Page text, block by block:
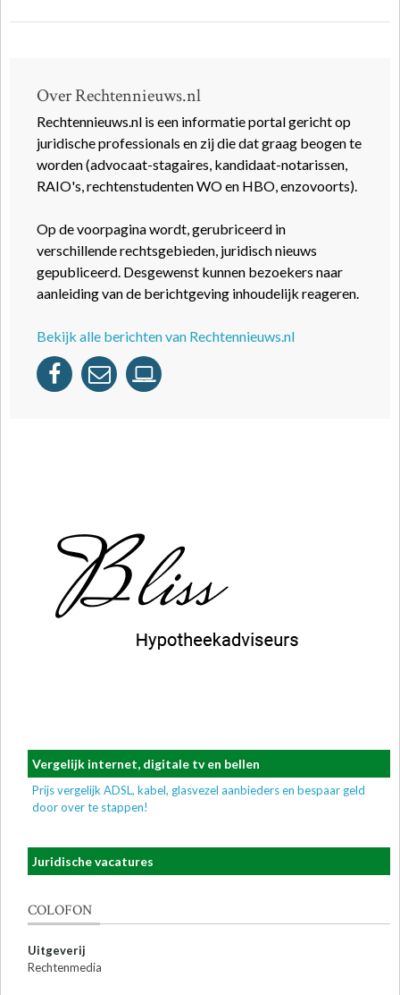
Over Rechtennieuws.nl
Rechtennieuws.nl is een informatie portal gericht op
juridische professionals en zij die dat graag beogen te
worden (advocaat-stagaires, kandidaat-notarissen,
RAIO's, rechtenstudenten WO en HBO, enzovoorts).
Op de voorpagina wordt, gerubriceerd in
verschillende rechtsgebieden, juridisch nieuws
gepubliceerd. Desgewenst kunnen bezoekers naar
aanleiding van de berichtgeving inhoudelijk reageren.
Bekijk alle berichten van Rechtennieuws.nl
Vergelijk internet, digitale tv en bellen
Prijs vergelijk ADSL, kabel, glasvezel aanbieders en bespaar geld
door over te stappen!
Juridische vacatures
COLOFON
Uitgeverij
Rechtenmedia